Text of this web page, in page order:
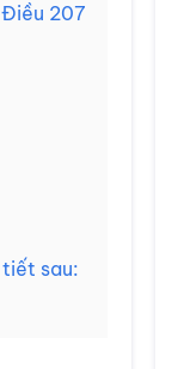
207
sau: